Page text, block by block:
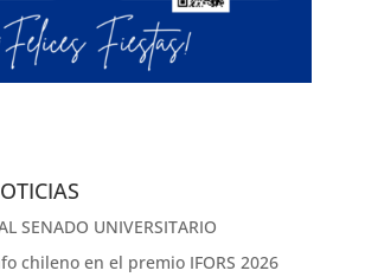
SENADO UNIVERSITARIO
chileno en el premio IFORS 2026